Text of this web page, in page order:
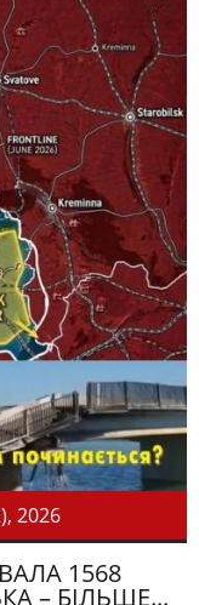
2026
1568
– БІЛЬШЕ...